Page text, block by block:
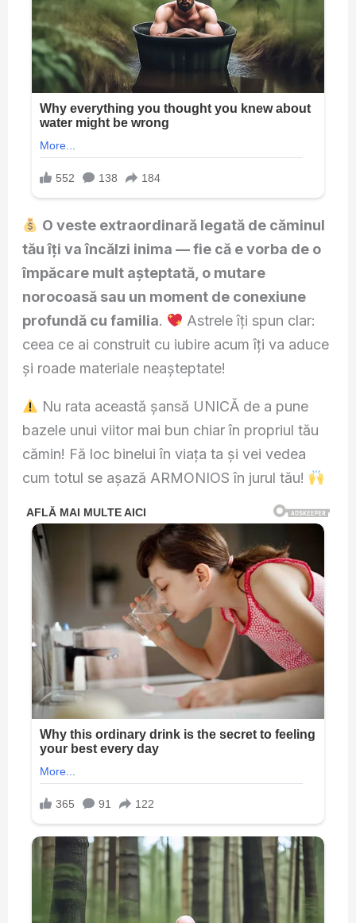
O veste extraordinară legată de căminul
tău îți va încălzi inima — fie că e vorba de o
împăcare mult așteptată, o mutare
norocoasă sau un moment de conexiune
profundă cu familia.
Astrele îți spun clar:
ceea ce ai construit cu iubire acum îți va aduce
și roade materiale neașteptate!
Nu rata această șansă UNICĂ de a pune
bazele unui viitor mai bun chiar în propriul tău
cămin! Fă loc binelui în viața ta și vei vedea
cum totul se așază ARMONIOS în jurul tău!